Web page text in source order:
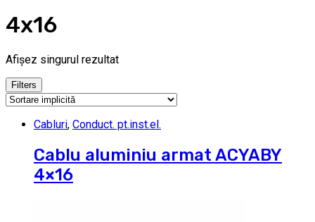
4x16
Afișez singurul rezultat
Filters
Cabluri, Conduct. pt.inst.el.
Cablu aluminiu armat ACYABY
4×16